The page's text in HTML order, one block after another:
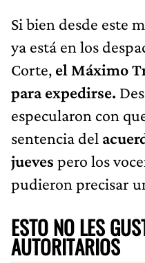
Si bien desde este
ya está en los
Corte, el Máximo
para expedirse.
especularon con
sentencia del
jueves pero los
pudieron precisar
ESTO NO LES
AUTORITARIOS